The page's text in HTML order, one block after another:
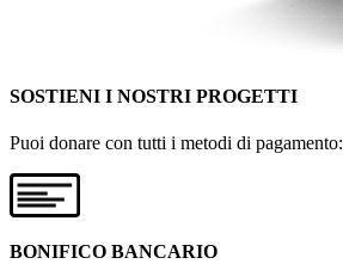
SOSTIENI I NOSTRI PROGETTI
Puoi donare con tutti i metodi di pagamento:
BONIFICO BANCARIO